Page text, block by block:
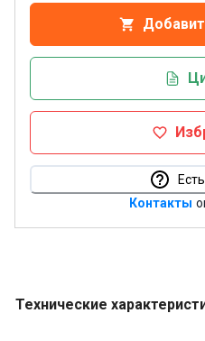
Контакты
Технические